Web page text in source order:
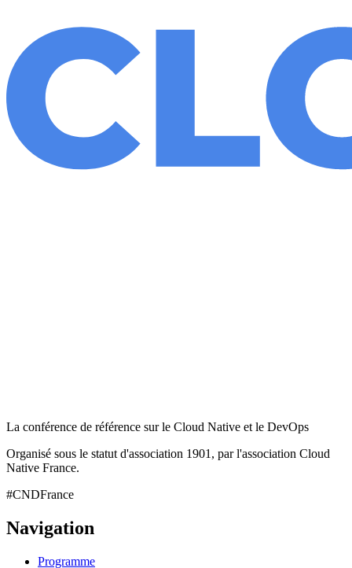
La conférence de référence sur le Cloud Native et le DevOps
Organisé sous le statut d'association 1901, par l'association Cloud
Native France.
#CNDFrance
Navigation
Programme